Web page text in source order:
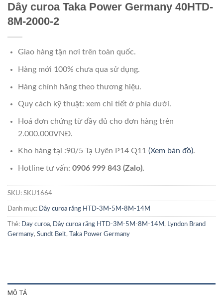
Dây curoa Taka Power Germany 40HTD-
8M-2000-2
Giao hàng tận nơi trên toàn quốc.
Hàng mới 100% chưa qua sử dụng.
Hàng chính hãng theo thương hiệu.
Quy cách kỹ thuật: xem chi tiết ở phía dưới.
Hoá đơn chứng từ đầy đủ cho đơn hàng trên
2.000.000VNĐ.
Kho hàng tại :90/5 Tạ Uyên P14 Q11 (Xem bản đồ).
Hotline tư vấn: 0906 999 843 (Zalo).
SKU: SKU1664
Danh mục: Dây curoa răng HTD-3M-5M-8M-14M
Thẻ: Day curoa, Dây curoa răng HTD-3M-5M-8M-14M ,
Lyndon Brand
Germany, Sundt Belt, Taka Power Germany
MÔ TẢ